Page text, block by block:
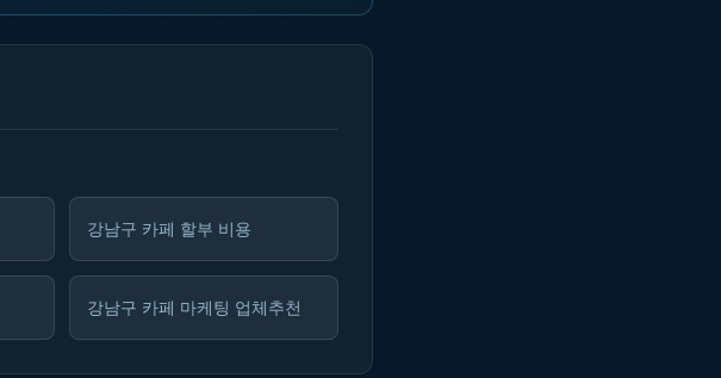
강남구 카페 할부 비용
강남구 카페 마케팅 업체추천